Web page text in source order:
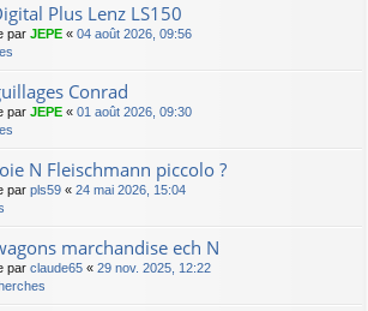
Plus Lenz LS150
par JEPE « 04 août 2026, 09:56
Conrad
par JEPE « 01 août 2026, 09:30
N Fleischmann piccolo ?
par pls59 « 24 mai 2026, 15:04
marchandise ech N
par claude65 « 29 nov. 2025, 12:22